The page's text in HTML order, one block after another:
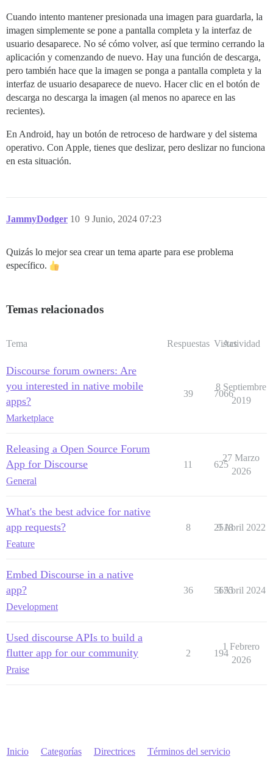
Cuando intento mantener presionada una imagen para guardarla, la
imagen simplemente se pone a pantalla completa y la interfaz de
usuario desaparece. No sé cómo volver, así que termino cerrando la
aplicación y comenzando de nuevo. Hay una función de descarga,
pero también hace que la imagen se ponga a pantalla completa y la
interfaz de usuario desaparece de nuevo. Hacer clic en el botón de
descarga no descarga la imagen (al menos no aparece en las
recientes).
En Android, hay un botón de retroceso de hardware y del sistema
operativo. Con Apple, tienes que deslizar, pero deslizar no funciona
en esta situación.
JammyDodger 9 Junio, 2024 07:23
10
Quizás lo mejor sea crear un tema aparte para ese problema
específico.
Temas relacionados
Tema Respuestas Vistas
Actividad
Discourse forum owners: Are
you interested in native mobile
apps?
Marketplace
39 7066
8 Septiembre
2019
Releasing a Open Source Forum
App for Discourse
General
11 625
27 Marzo
2026
What's the best advice for native
app requests?
Feature
8 2518
9 Abril 2022
Embed Discourse in a native
app?
Development
36 5655
3 Abril 2024
Used discourse APIs to build a
flutter app for our community
Praise
2 194
1 Febrero
2026
Inicio Categorías Directrices Términos del servicio